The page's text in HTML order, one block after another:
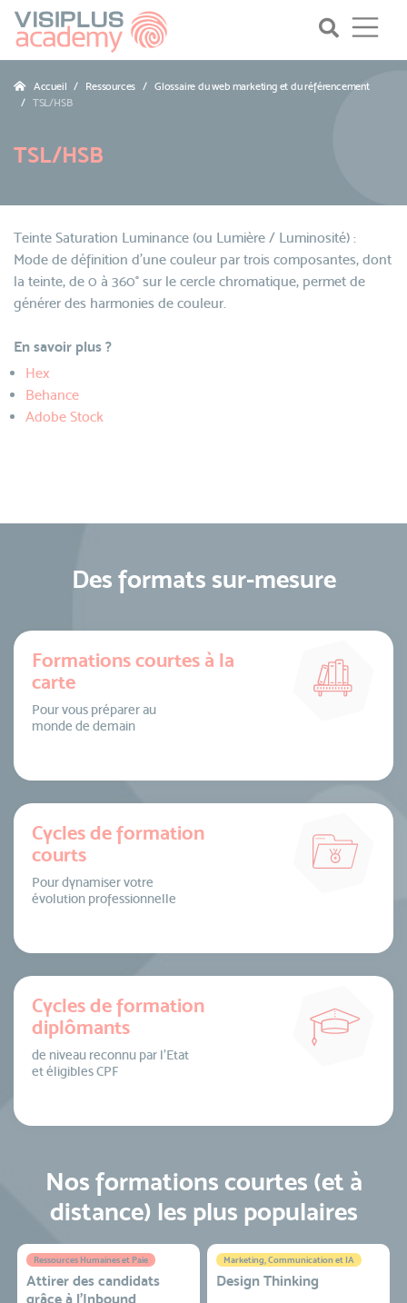
Accueil Ressources
Glossaire du web marketing et du référencement
TSL/HSB
TSL/HSB
Teinte Saturation Luminance (ou Lumière / Luminosité) :
Mode de définition d'une couleur par trois composantes, dont
la teinte, de 0 à 360° sur le cercle chromatique, permet de
générer des harmonies de couleur.
En savoir plus ?
Hex
Behance
Adobe Stock
Des formats sur-mesure
Formations courtes à la
carte
Pour vous préparer au
monde de demain
Cycles de formation
courts
Pour dynamiser votre
évolution professionnelle
Cycles de formation
diplômants
de niveau reconnu par l’Etat
et éligibles CPF
Nos formations courtes (et à
distance) les plus populaires
Ressources Humaines et Paie
Attirer des candidats
grâce à l’Inbound
Marketing, Communication et IA
Design Thinking